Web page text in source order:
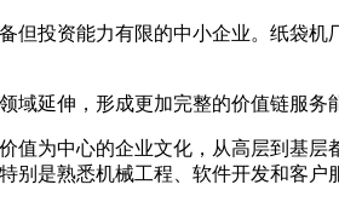
但投资能力有限的中小企业。纸袋
延伸，形成更加完整的价值链服务
为中心的企业文化，从高层到基
是熟悉机械工程、软件开发和客